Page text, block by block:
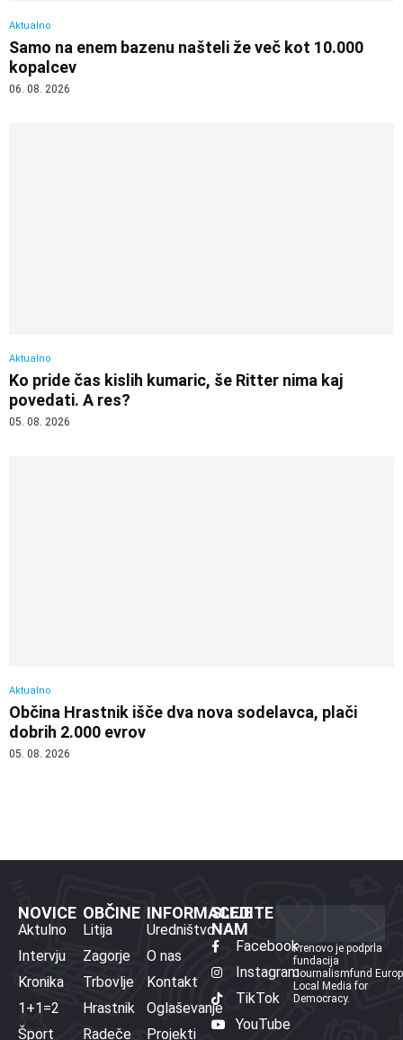
Aktualno
Samo na enem bazenu našteli že več kot 10.000
kopalcev
06. 08. 2026
Aktualno
Ko pride čas kislih kumaric, še Ritter nima kaj
povedati. A res?
05. 08. 2026
Aktualno
Občina Hrastnik išče dva nova sodelavca, plači
dobrih 2.000 evrov
05. 08. 2026
NOVICE
Aktulno
Intervju
Kronika
1+1=2
Šport
OBČINE
Litija
Zagorje
Trbovlje
Hrastnik
Radeče
INFORMACIJE
Uredništvo
O nas
Kontakt
Oglaševanje
Projekti
SLEDITE
NAM
Facebook
Instagram
TikTok
YouTube
Prenovo je podprla
fundacija
Journalismfund
Local Media for
Democracy.